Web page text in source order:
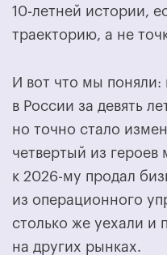
10-летней истории,
траекторию, а не
И вот что мы поняли:
в России за девять
но точно стало
четвертый из героев
к 2026-му продал
из операционного
столько же уехали и
на других рынках.